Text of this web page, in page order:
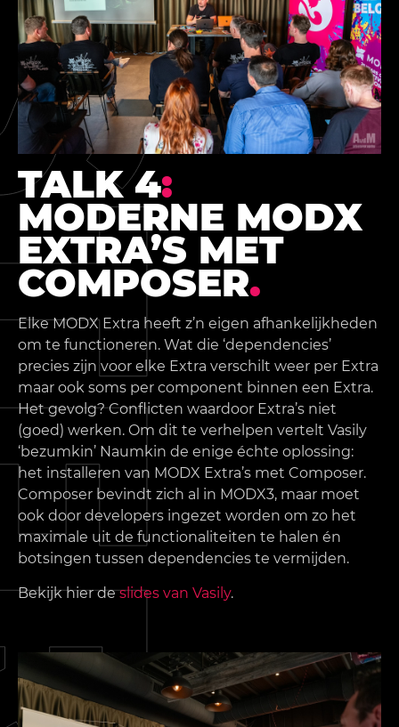
TALK 4:
MODERNE MODX
EXTRA’S MET
COMPOSER.
Elke MODX Extra heeft z’n eigen afhankelijkheden
om te functioneren. Wat die ‘dependencies’
precies zijn voor elke Extra verschilt weer per Extra
maar ook soms per component binnen een Extra.
Het gevolg? Conflicten waardoor Extra’s niet
(goed) werken. Om dit te verhelpen vertelt Vasily
‘bezumkin’ Naumkin de enige échte oplossing:
het installeren van MODX Extra’s met Composer.
Composer bevindt zich al in MODX3, maar moet
ook door developers ingezet worden om zo het
maximale uit de functionaliteiten te halen én
botsingen tussen dependencies te vermijden.
Bekijk hier deslides van Vasily.